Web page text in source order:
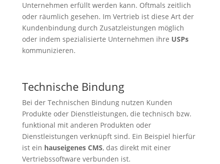
Unternehmen erfüllt werden kann. Oftmals zeitlich
oder räumlich gesehen. Im Vertrieb ist diese Art der
Kundenbindung durch Zusatzleistungen möglich
oder indem spezialisierte Unternehmen ihre USPs
kommunizieren.
Technische Bindung
Bei der Technischen Bindung nutzen Kunden
Produkte oder Dienstleistungen, die technisch bzw.
funktional mit anderen Produkten oder
Dienstleistungen verknüpft sind. Ein Beispiel hierfür
ist ein hauseigenes CMS, das direkt mit einer
Vertriebssoftware verbunden ist.